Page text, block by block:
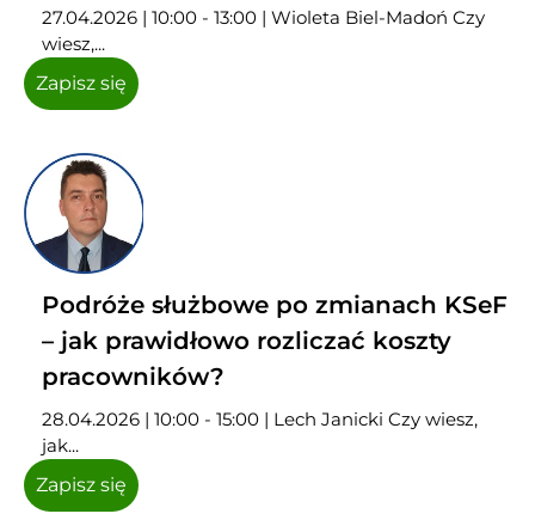
27.04.2026 | 10:00 - 13:00 | Wioleta Biel-Madoń Czy
wiesz,...
Zapisz się
Podróże służbowe po zmianach KSeF
– jak prawidłowo rozliczać koszty
pracowników?
28.04.2026 | 10:00 - 15:00 | Lech Janicki Czy wiesz,
jak...
Zapisz się